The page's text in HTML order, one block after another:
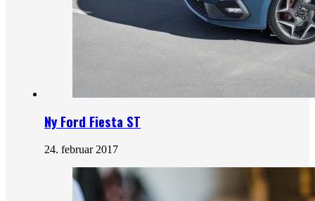
Ny Ford Fiesta ST
24. februar 2017